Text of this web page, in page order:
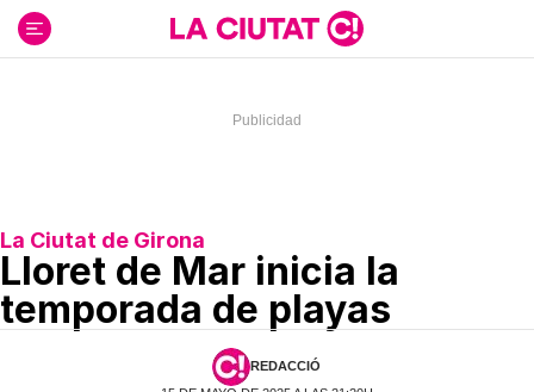
contenido
La Ciutat de Girona
Lloret de Mar inicia la
temporada de playas
REDACCIÓ